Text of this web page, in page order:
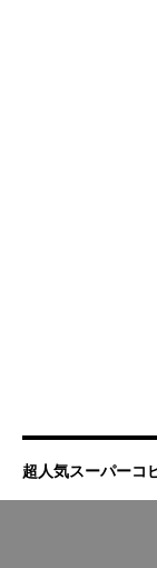
超人気スーパーコ